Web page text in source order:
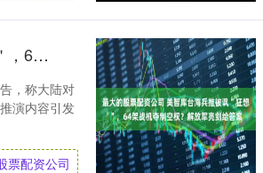
最大的股票配资公司 美智库台海兵推被讽＂狂想＂，64架战机夺制空权？解放军亮剑给答案
，称大陆对
演内容引发
票配资公司